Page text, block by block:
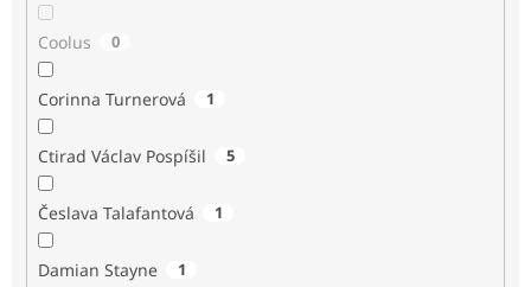
Coolus 0
Corinna Turnerová 1
Ctirad Václav Pospíšil 5
Česlava Talafantová 1
Damian Stayne 1